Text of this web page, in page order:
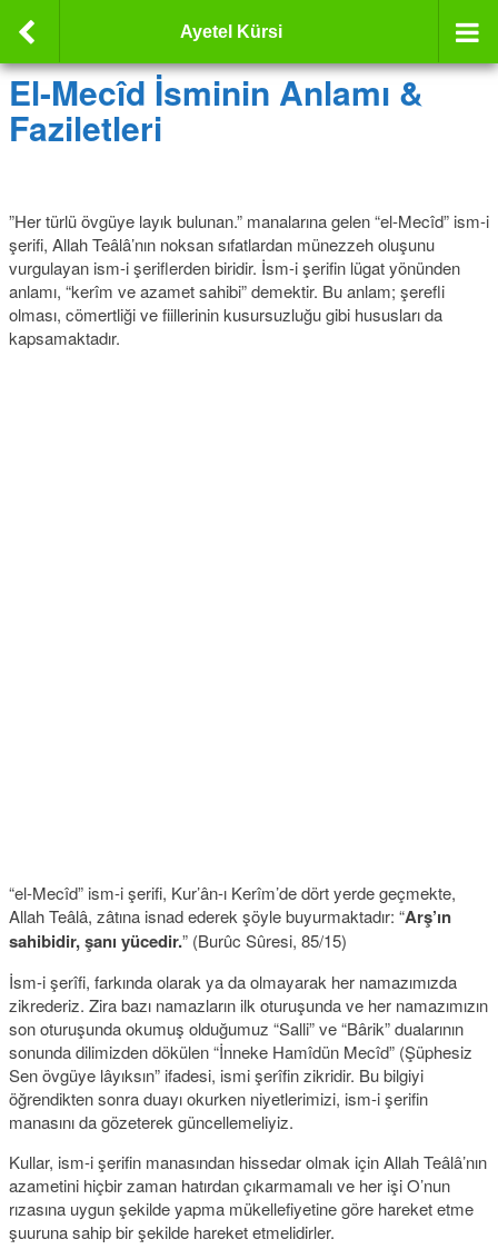
Ayetel Kürsi
El-Mecîd İsminin Anlamı &
Faziletleri
”Her türlü övgüye layık bulunan.” manalarına gelen “el-Mecîd” ism-i
şerifi, Allah Teâlâ’nın noksan sıfatlardan münezzeh oluşunu
vurgulayan ism-i şeriflerden biridir. İsm-i şerifin lügat yönünden
anlamı, “kerîm ve azamet sahibi” demektir. Bu anlam; şerefli
olması, cömertliği ve fiillerinin kusursuzluğu gibi hususları da
kapsamaktadır.
“el-Mecîd” ism-i şerifi, Kur’ân-ı Kerîm’de dört yerde geçmekte,
Allah Teâlâ, zâtına isnad ederek şöyle buyurmaktadır: “Arş’ın
sahibidir, şanı yücedir.” (Burûc Sûresi, 85/15)
İsm-i şerîfi, farkında olarak ya da olmayarak her namazımızda
zikrederiz. Zira bazı namazların ilk oturuşunda ve her namazımızın
son oturuşunda okumuş olduğumuz “Salli” ve “Bârik” dualarının
sonunda dilimizden dökülen “İnneke Hamîdün Mecîd” (Şüphesiz
Sen övgüye lâyıksın” ifadesi, ismi şerîfin zikridir. Bu bilgiyi
öğrendikten sonra duayı okurken niyetlerimizi, ism-i şerifin
manasını da gözeterek güncellemeliyiz.
Kullar, ism-i şerifin manasından hissedar olmak için Allah Teâlâ’nın
azametini hiçbir zaman hatırdan çıkarmamalı ve her işi O’nun
rızasına uygun şekilde yapma mükellefiyetine göre hareket etme
şuuruna sahip bir şekilde hareket etmelidirler.